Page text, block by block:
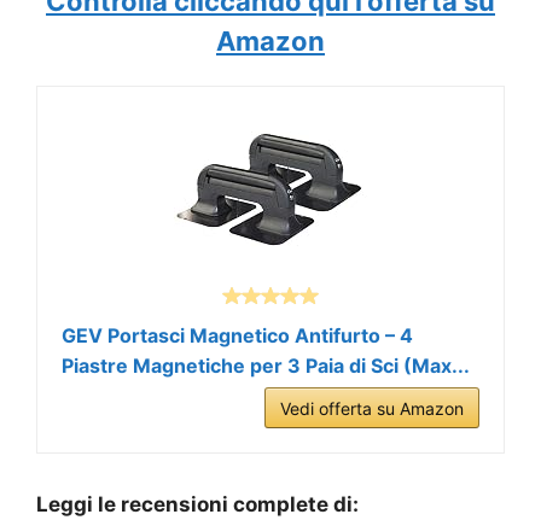
Amazon
GEV Portasci Magnetico Antifurto – 4
Piastre Magnetiche per 3 Paia di Sci (Max...
Vedi offerta su Amazon
Leggi le recensioni complete di: